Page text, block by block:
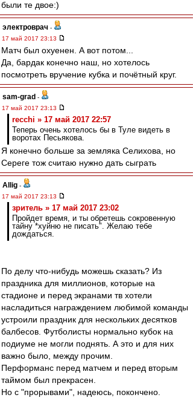
были те двое:)
электроврач -
17 май 2017 23:13
Матч был охуенен. А вот потом...
Да, бардак конечно наш, но хотелось
посмотреть вручение кубка и почётный круг.
sam-grad -
17 май 2017 23:13
recchi » 17 май 2017 22:57
Теперь очень хотелось бы в Туле видеть в
воротах Песьякова.
Я конечно больше за земляка Селихова, но
Сереге тож считаю нужно дать сыграть
Allig -
17 май 2017 23:13
зpитель » 17 май 2017 23:02
Пройдет время, и ты обретешь сокровенную
тайну *хуйню не писать". Желаю тебе
дождаться.
По делу что-нибудь можешь сказать? Из
праздника для миллионов, которые на
стадионе и перед экранами тв хотели
насладиться награждением любимой команды
устроили праздник для нескольких десятков
балбесов. Футболисты нормально кубок на
подиуме не могли поднять. А это и для них
важно было, между прочим.
Перформанс перед матчем и перед вторым
таймом был прекрасен.
Но с "прорывами", надеюсь, покончено.